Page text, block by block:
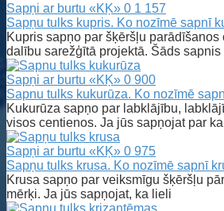
Sapņi ar burtu «KĶ» 0 1 157
Sapņu tulks kupris. Ko nozīmē sapnī
Kupris sapņo par šķēršļu parādīšanos
dalību sarežģītā projektā. Šāds sapnis
Sapņi ar burtu «KĶ» 0 900
Sapnu tulks kukurūza. Ko nozīmē
Kukurūza sapņo par labklājību,
visos centienos. Ja jūs sapņojat par
Sapņi ar burtu «KĶ» 0 975
Sapņu tulks krusa. Ko nozīmē sapnī
Krusa sapņo par veiksmīgu šķēršļu
mērķi. Ja jūs sapņojat, ka lieli